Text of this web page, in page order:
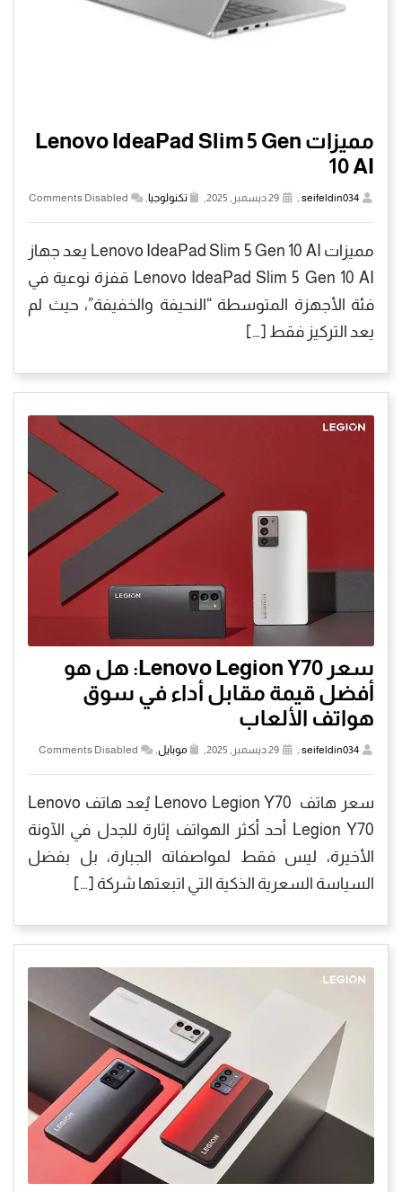
مميزات Lenovo IdeaPad Slim 5 Gen
10 AI
seifeldin034
, تكنولوجيا,
Comments Disabled
مميزات Lenovo IdeaPad Slim 5 Gen 10 AI يعد جهاز
Lenovo IdeaPad Slim 5 Gen 10 AI قفزة نوعية في
فئة الأجهزة المتوسطة “النحيفة والخفيفة”، حيث لم
يعد التركيز فقط […]
سعر Lenovo Legion Y70: هل هو
أفضل قيمة مقابل أداء في سوق
هواتف الألعاب
seifeldin034
, موبايل,
Comments Disabled
سعر هاتف Lenovo Legion Y70 يُعد هاتف Lenovo
Legion Y70 أحد أكثر الهواتف إثارة للجدل في الآونة
الأخيرة، ليس فقط لمواصفاته الجبارة، بل بفضل
السياسة السعرية الذكية التي اتبعتها شركة […]